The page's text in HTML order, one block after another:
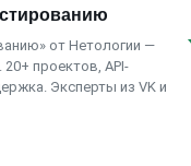
от Нетологии —
проектов, API-
Эксперты из VK и